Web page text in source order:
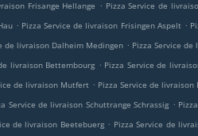
Frisange Hellange . Pizza Service de
. Pizza Service de livraison Frisingen Aspelt .
de livraison Dalheim Medingen . Pizza Service
livraison Bettembourg . Pizza Service de
de livraison Mutfert . Pizza Service de livraison
Service de livraison Schuttrange Schrassig .
de livraison Beetebuerg . Pizza Service de